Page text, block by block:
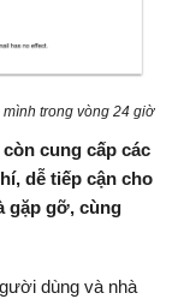
trong vòng 24 giờ
cung cấp các
dễ tiếp cận cho
gặp gỡ, cùng
dùng và nhà